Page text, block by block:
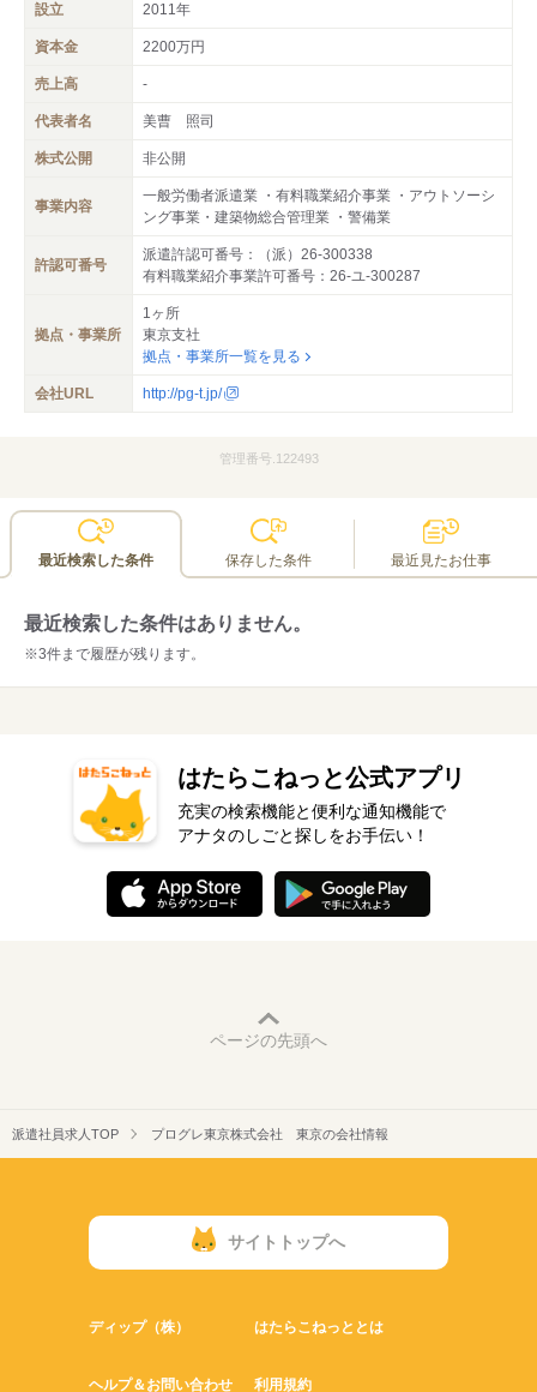
設立 2011年
資本金 2200万円
売上高 -
代表者名 美曹 照司
株式公開 非公開
事業内容
一般労働者派遣業 ・有料職業紹介事業 ・アウトソーシ
ング事業・建築物総合管理業 ・警備業
許認可番号
派遣許認可番号：（派）26-300338
有料職業紹介事業許可番号：26-ユ-300287
拠点・事業所
1ヶ所
東京支社
拠点・事業所一覧を見る
会社URL http://pg-t.jp/
管理番号.122493
最近検索した条件 保存した条件 最近見たお仕事
最近検索した条件はありません。
※3件まで履歴が残ります。
はたらこねっと公式アプリ
充実の検索機能と便利な通知機能で
アナタのしごと探しをお手伝い！
ページの先頭へ
派遣社員求人TOP プログレ東京株式会社 東京の会社情報
サイトトップへ
ディップ（株） はたらこねっととは
ヘルプ＆お問い合わせ 利用規約